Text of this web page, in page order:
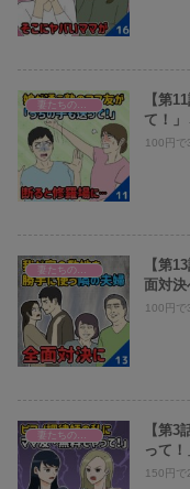
妻たちのヤバい義母へのスカッと話！
【第
て！
100円で
妻たちのヤバい義母へのスカッと話！
【第
面対決
100円で
妻たちのヤバい義母へのスカッと話！
【第
って
150円で